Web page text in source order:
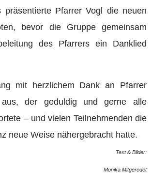
präsentierte Pfarrer Vogl die neuen
bevor die Gruppe gemeinsam
des Pfarrers ein Danklied
mit herzlichem Dank an Pfarrer
der geduldig und gerne alle
– und vielen Teilnehmenden die
neue Weise nähergebracht hatte.
Text & Bilder:
Monika Mitgeredet